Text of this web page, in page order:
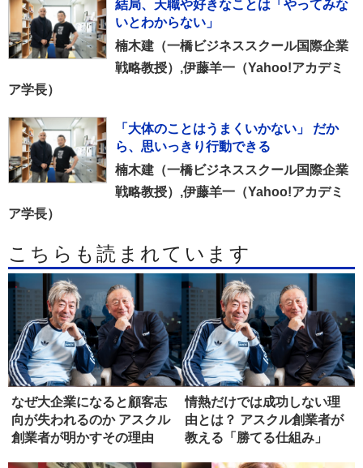
結局、天職や好きなことは「やってみな
いとわからない」
楠木建（一橋ビジネススクール国際企業
戦略教授）,伊藤羊一（Yahoo!アカデミ
ア学長）
「大体のことはうまくいかない」 だか
ら、思いっきり行動できる
楠木建（一橋ビジネススクール国際企業
戦略教授）,伊藤羊一（Yahoo!アカデミ
ア学長）
こちらも読まれています
なぜ大企業になると顧客志
向が失われるのか アスクル
創業者が明かすその理由
情熱だけでは成功しない理
由とは？ アスクル創業者が
教える「勝てる仕組み」